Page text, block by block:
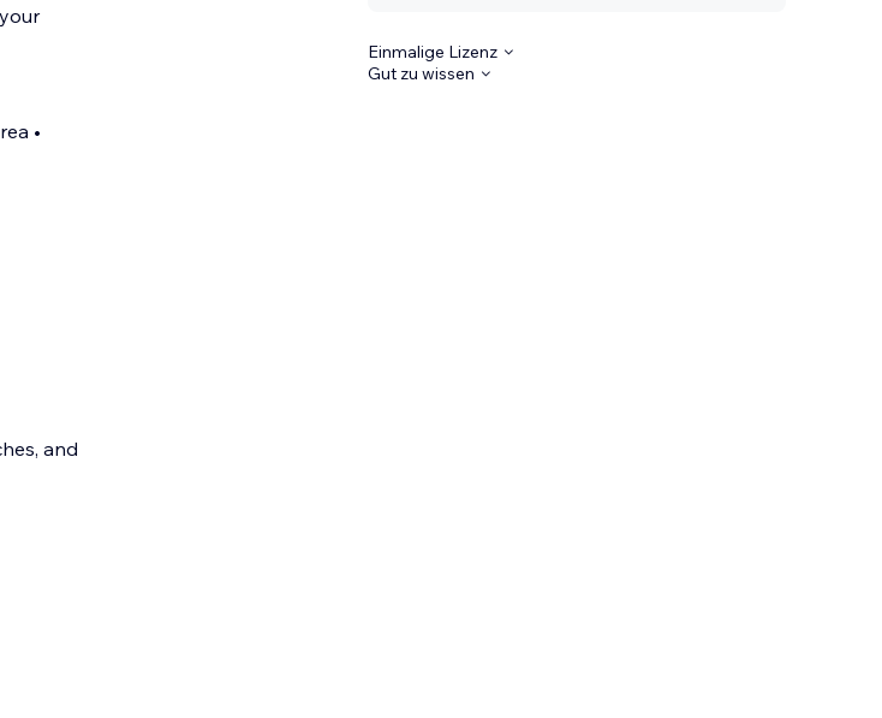
•
and
Einmalige Lizenz
Gut zu wissen